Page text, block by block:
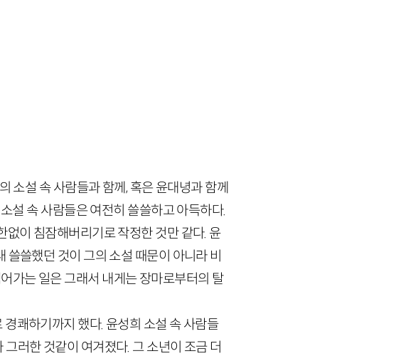
소설 속 사람들과 함께, 혹은 윤대녕과 함께
설 속 사람들은 여전히 쓸쓸하고 아득하다.
없이 침잠해버리기로 작정한 것만 같다. 윤
쓸했던 것이 그의 소설 때문이 아니라 비
가는 일은 그래서 내게는 장마로부터의 탈
쾌하기까지 했다. 윤성희 소설 속 사람들
러한 것같이 여겨졌다. 그 소년이 조금 더